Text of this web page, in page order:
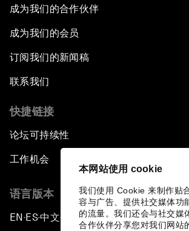
本网站使用 cookie
我们使用 Cookie 来制作贴
容与广告、提供社交媒体功
的流量。我们还会与社交媒
合作伙伴分享您对我们网站
成为我们的合作伙伴
成为我们的会员
订阅我们的新闻稿
联系我们
快捷链接
论坛可持续性
工作机会
语言版本
EN ▪ ES▪中文▪ 日本語